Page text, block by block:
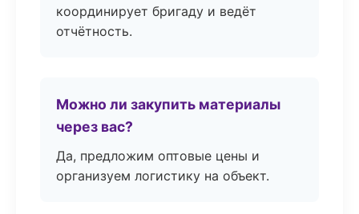
координирует бригаду и ведёт
отчётность.
Можно ли закупить материалы
через вас?
Да, предложим оптовые цены и
организуем логистику на объект.